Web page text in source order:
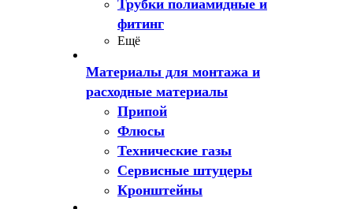
Трубки полиамидные и
фитинг
Ещё
Материалы для монтажа и
расходные материалы
Припой
Флюсы
Технические газы
Сервисные штуцеры
Кронштейны